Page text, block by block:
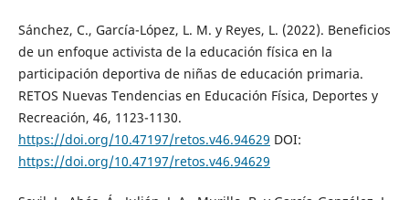
Sánchez, C., García-López, L. M. y Reyes, L. (2022). Beneficios
de un enfoque activista de la educación física en la
participación deportiva de niñas de educación primaria.
RETOS Nuevas Tendencias en Educación Física, Deportes y
Recreación, 46, 1123-1130.
https://doi.org/10.47197/retos.v46.94629 DOI:
https://doi.org/10.47197/retos.v46.94629